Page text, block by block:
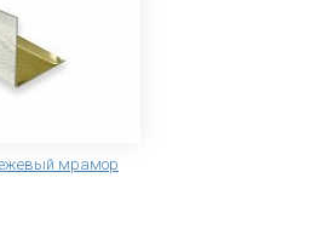
мрамор